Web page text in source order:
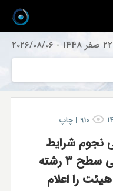
-
2026/08/06
910
| چاپ
نجوم شرایط
پذیرش دومین دوره تخصصی سطح 3 رشته
را اعلام